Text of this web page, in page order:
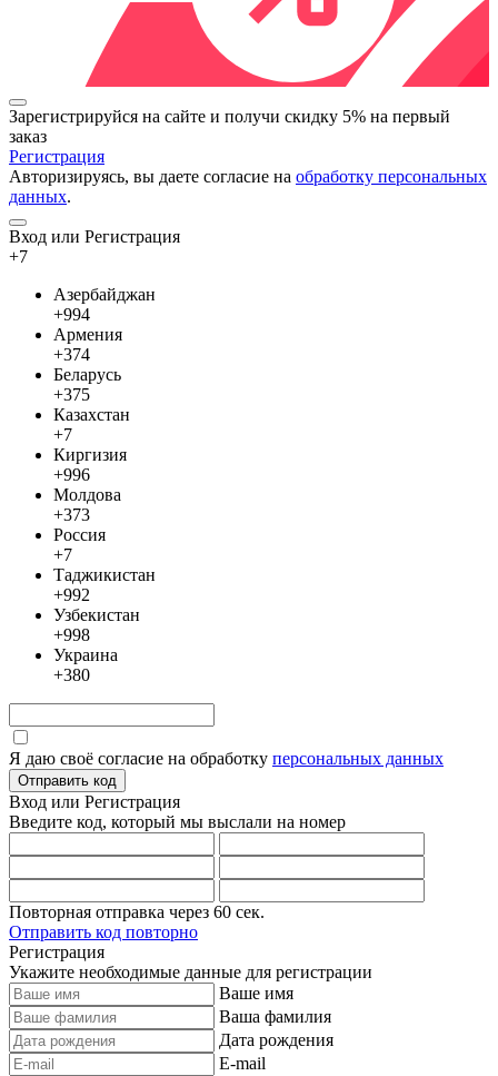
Зарегистрируйся на сайте и получи скидку 5% на первый
заказ
Регистрация
Авторизируясь, вы даете согласие на обработку персональных
данных.
Вход или Регистрация
+7
Азербайджан
+994
Армения
+374
Беларусь
+375
Казахстан
+7
Киргизия
+996
Молдова
+373
Россия
+7
Таджикистан
+992
Узбекистан
+998
Украина
+380
Я даю своё согласие на обработку персональных данных
Отправить код
Вход или Регистрация
Введите код, который мы выслали на номер
Повторная отправка через 60 сек.
Отправить код повторно
Регистрация
Укажите необходимые данные для регистрации
Ваше имя
Ваша фамилия
Дата рождения
E-mail